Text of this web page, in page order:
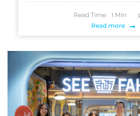
Read Time: 1 Min
Read more